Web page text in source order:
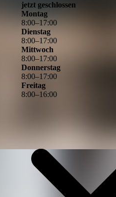
jetzt geschlossen
Montag
8:00–17:00
Dienstag
8:00–17:00
Mittwoch
8:00–17:00
Donnerstag
8:00–17:00
Freitag
8:00–16:00